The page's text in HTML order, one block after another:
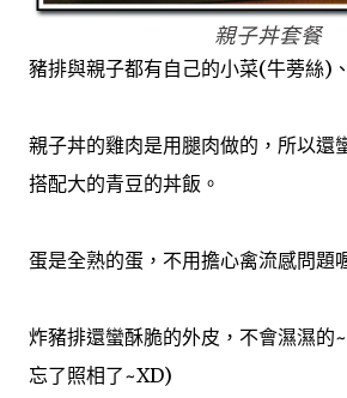
親子丼套餐
豬排與親子都有自己的小菜(牛蒡絲)
親子丼的雞肉是用腿肉做的，所以還
搭配大的青豆的丼飯。
蛋是全熟的蛋，不用擔心禽流感問題
炸豬排還蠻酥脆的外皮，不會濕濕的
忘了照相了~XD)